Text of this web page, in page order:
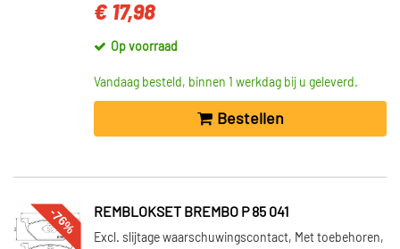
VOORRAAD
Niet op voorraad (1891)
€ 17,98
Op voorraad
Vandaag besteld, binnen 1 werkdag bij u geleverd.
Bestellen
-76% REMBLOKSET BREMBO P 85 041
Excl. slijtage waarschuwingscontact, Met toebehoren,